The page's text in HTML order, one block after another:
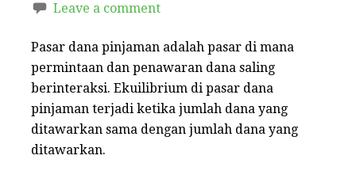
Leave a comment
Pasar dana pinjaman adalah pasar di mana
permintaan dan penawaran dana saling
berinteraksi. Ekuilibrium di pasar dana
pinjaman terjadi ketika jumlah dana yang
ditawarkan sama dengan jumlah dana yang
ditawarkan.